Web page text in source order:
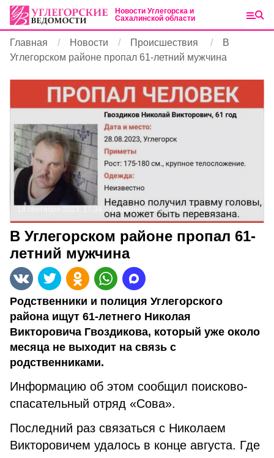
Новости Углегорска и
Сахалинской области
Главная Новости Происшествия
В
Углегорском районе пропал 61-летний мужчина
Происшествия Фото: ПСО «Сова»
В Углегорском районе пропал 61-
летний мужчина
Родственники и полиция Углегорского
района ищут 61-летнего Николая
Викторовича Гвоздикова, который уже около
месяца не выходит на связь с
родственниками.
Информацию об этом сообщил поисково-
спасательный отряд «Сова».
Последний раз связаться с Николаем
Викторовичем удалось в конце августа. Где